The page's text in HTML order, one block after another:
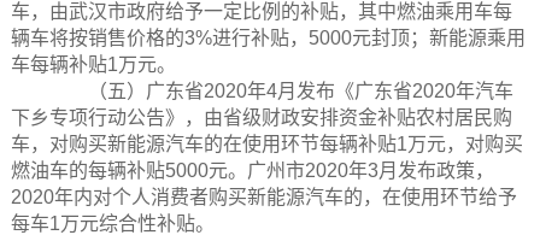
车，由武汉市政府给予一定比例的补贴，其中燃油乘用车每
辆车将按销售价格的3%进行补贴，5000元封顶；新能源乘用
车每辆补贴1万元。
（五）广东省2020年4月发布《广东省2020年汽车
下乡专项行动公告》，由省级财政安排资金补贴农村居民购
车，对购买新能源汽车的在使用环节每辆补贴1万元，对购买
燃油车的每辆补贴5000元。广州市2020年3月发布政策，
2020年内对个人消费者购买新能源汽车的，在使用环节给予
每车1万元综合性补贴。